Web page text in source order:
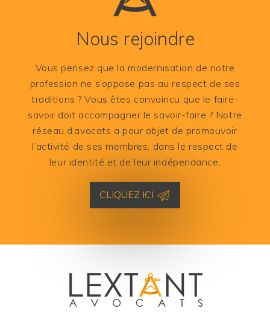
Nous rejoindre
Vous pensez que la modernisation de notre
profession ne s’oppose pas au respect de ses
traditions ? Vous êtes convaincu que le faire-
savoir doit accompagner le savoir-faire ? Notre
réseau d’avocats a pour objet de promouvoir
l’activité de ses membres, dans le respect de
leur identité et de leur indépendance.
CLIQUEZ ICI